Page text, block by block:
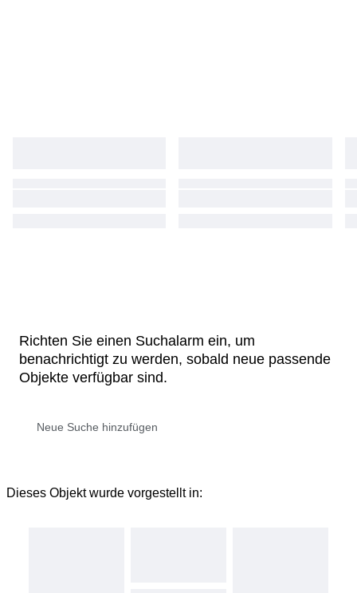
Richten Sie einen Suchalarm ein, um
benachrichtigt zu werden, sobald neue passende
Objekte verfügbar sind.
Dieses Objekt wurde vorgestellt in: